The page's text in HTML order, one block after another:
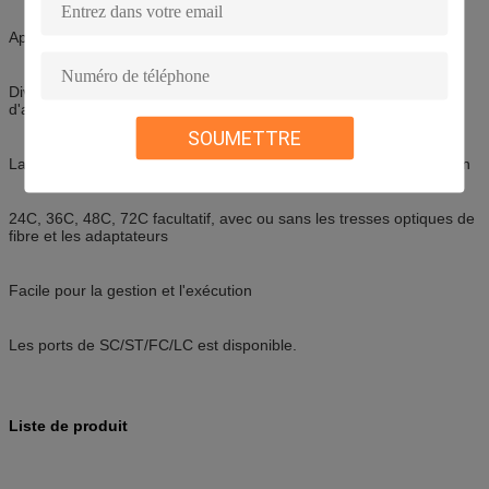
SOUMETTRE
Approprié au ruban et à la fibre simple
Divers plat de panneau pour adapter l'interface différente
d'adaptateur
La marque avant du plat est facile pour l'identification et l'opération
24C, 36C, 48C, 72C facultatif, avec ou sans les tresses optiques de
fibre et les adaptateurs
Facile pour la gestion et l'exécution
Les ports de SC/ST/FC/LC est disponible.
Liste de produit